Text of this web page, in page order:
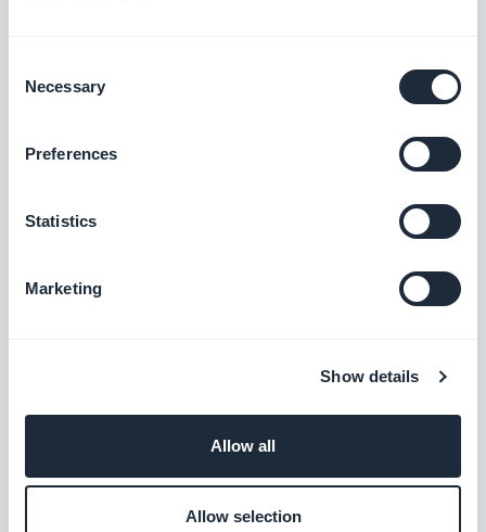
Selection
Necessary
Preferences
Statistics
Marketing
Show details
Allow all
Allow selection
Immersive Story, è stato corretto un problema
dettaglio toccando il contenuto.
problema che faceva rimanere visibile l'icona
alcuna miniatura.
Nei widget Articoli che utilizzano il template
Enriched, è stato corretto un problema che
impediva la corretta visualizzazione dello
sfondo della pagina. PWA